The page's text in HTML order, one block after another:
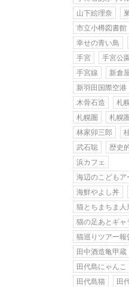
山下絵理奈
市立小樽図書館
幸せの青い鳥
手宮
手宮公
手宮線
新倉
新羽田国際空港
木骨石造
札
札幌圏
札幌
林家卯三郎
武石聡
歴史
浜カフェ
海辺のこども
海鮮やよし丼
猫とちまちま人
猫の足あとギャ
猫巡りツアー報
田中酒造亀甲蔵
田代島にゃんこ
田代島猫
田